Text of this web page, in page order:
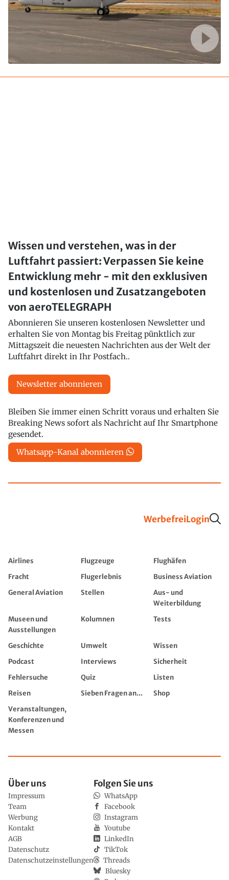
Wissen und verstehen, was in der
Luftfahrt passiert: Verpassen Sie keine
Entwicklung mehr - mit den exklusiven
und kostenlosen und Zusatzangeboten
von aeroTELEGRAPH
Abonnieren Sie unseren kostenlosen Newsletter und
erhalten Sie von Montag bis Freitag pünktlich zur
Mittagszeit die neuesten Nachrichten aus der Welt der
Luftfahrt direkt in Ihr Postfach..
Newsletter abonnieren
Bleiben Sie immer einen Schritt voraus und erhalten Sie
Breaking News sofort als Nachricht auf Ihr Smartphone
gesendet.
Whatsapp-Kanal abonnieren
WerbefreiLogin
Airlines Flugzeuge
Flughäfen
Fracht
Flugerlebnis
Business Aviation
General Aviation
Stellen
Aus- und
Weiterbildung
Museen und
Ausstellungen
Kolumnen Tests
Geschichte Umwelt
Wissen
Podcast
Interviews
Sicherheit
Fehlersuche
Quiz
Listen
Reisen
Sieben Fragen an...
Shop
Veranstaltungen,
Konferenzen und
Messen
Über uns
Impressum
Team
Werbung
Kontakt
AGB
Datenschutz
Datenschutzeinstellungen
Folgen Sie uns
WhatsApp
Facebook
Instagram
Youtube
LinkedIn
TikTok
Threads
Bluesky